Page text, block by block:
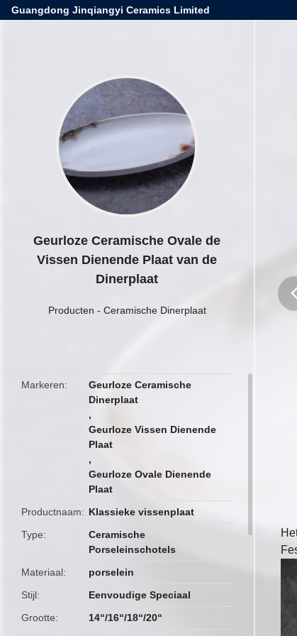
Guangdong Jinqiangyi Ceramics Limited
Geurloze Ceramische Ovale de
Vissen Dienende Plaat van de
Dinerplaat
Producten - Ceramische Dinerplaat
Markeren
Geurloze Ceramische
Dinerplaat
,
Geurloze Vissen Dienende
Plaat
,
Geurloze Ovale Dienende
Plaat
Productnaam
Klassieke vissenplaat
Type
Ceramische
Porseleinschotels
Materiaal
porselein
Stijl
Eenvoudige Speciaal
Grootte
14“/16“/18“/20“